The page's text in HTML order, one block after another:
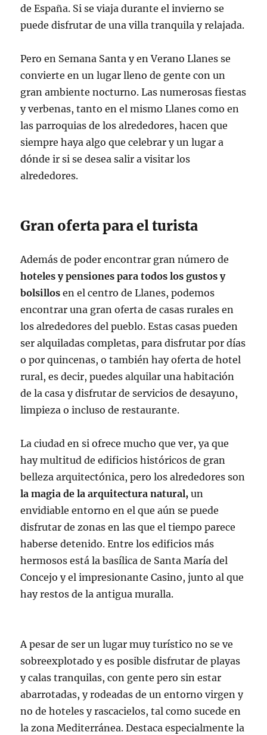
de España. Si se viaja durante el invierno se
puede disfrutar de una villa tranquila y relajada.
Pero en Semana Santa y en Verano Llanes se
convierte en un lugar lleno de gente con un
gran ambiente nocturno. Las numerosas fiestas
y verbenas, tanto en el mismo Llanes como en
las parroquias de los alrededores, hacen que
siempre haya algo que celebrar y un lugar a
dónde ir si se desea salir a visitar los
alrededores.
Gran oferta para el turista
Además de poder encontrar gran número de
hoteles y pensiones para todos los gustos y
bolsillos en el centro de Llanes, podemos
encontrar una gran oferta de casas rurales en
los alrededores del pueblo. Estas casas pueden
ser alquiladas completas, para disfrutar por días
o por quincenas, o también hay oferta de hotel
rural, es decir, puedes alquilar una habitación
de la casa y disfrutar de servicios de desayuno,
limpieza o incluso de restaurante.
La ciudad en si ofrece mucho que ver, ya que
hay multitud de edificios históricos de gran
belleza arquitectónica, pero los alrededores son
la magia de la arquitectura natural, un
envidiable entorno en el que aún se puede
disfrutar de zonas en las que el tiempo parece
haberse detenido. Entre los edificios más
hermosos está la basílica de Santa María del
Concejo y el impresionante Casino, junto al que
hay restos de la antigua muralla.
A pesar de ser un lugar muy turístico no se ve
sobreexplotado y es posible disfrutar de playas
y calas tranquilas, con gente pero sin estar
abarrotadas, y rodeadas de un entorno virgen y
no de hoteles y rascacielos, tal como sucede en
la zona Mediterránea. Destaca especialmente la